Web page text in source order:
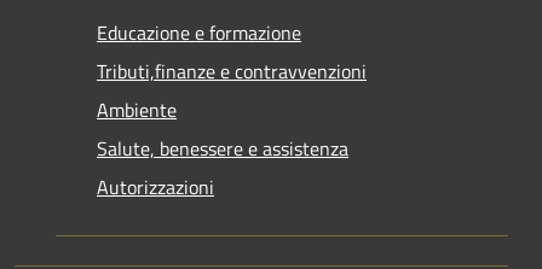
Educazione e formazione
Tributi,finanze e contravvenzioni
Ambiente
Salute, benessere e assistenza
Autorizzazioni